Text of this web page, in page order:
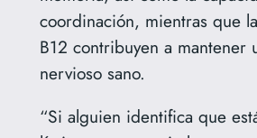
coordinación, mientras que
B12 contribuyen a mantener
nervioso sano.
“Si alguien identifica que